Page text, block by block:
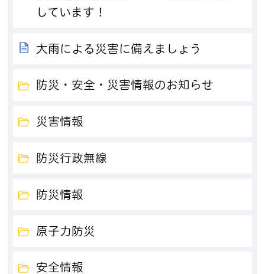
しています！
大雨による災害に備えましょう
防災・安全・災害情報のお知らせ
災害情報
防災行政無線
防災情報
原子力防災
安全情報